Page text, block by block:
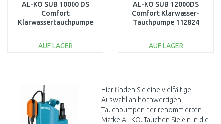
AL-KO SUB 10000 DS
Comfort
Klarwassertauchpumpe
AUF LAGER
Vergleichen
AL-KO SUB 12000DS
Comfort Klarwasser-
Tauchpumpe 112824
AUF LAGER
Vergleichen
Hier finden Sie eine vielfältige
Auswahl an hochwertigen
Tauchpumpen der renommierten
Marke AL-KO. Tauchen Sie ein in die